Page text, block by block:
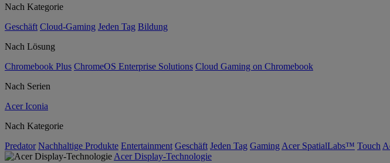
Nach Kategorie
Geschäft Cloud-Gaming Jeden Tag Bildung
Nach Lösung
Chromebook Plus ChromeOS Enterprise Solutions Cloud Gaming on Chromebook
Nach Serien
Acer Iconia
Nach Kategorie
Predator Nachhaltige Produkte Entertainment Geschäft Jeden Tag Gaming Acer SpatialLabs™ Touch
Acer Display-Technologie